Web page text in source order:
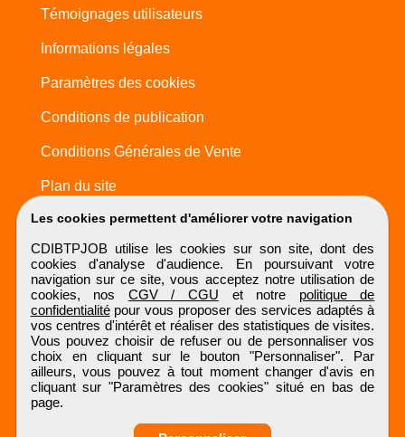
Les cookies permettent d'améliorer votre navigation
CDIBTPJOB utilise les cookies sur son site, dont des
cookies d'analyse d'audience. En poursuivant votre
navigation sur ce site, vous acceptez notre utilisation de
cookies, nos CGV / CGU et notre politique de
confidentialitépour vous proposer des services adaptés à
vos centres d'intérêt et réaliser des statistiques de visites.
Vous pouvez choisir de refuser ou de personnaliser vos
choix en cliquant sur le bouton "Personnaliser". Par
ailleurs, vous pouvez à tout moment changer d'avis en
cliquant sur "Paramètres des cookies" situé en bas de
page.
Témoignages utilisateurs
Informations légales
Paramètres des cookies
Conditions de publication
Conditions Générales de Vente
Plan du site